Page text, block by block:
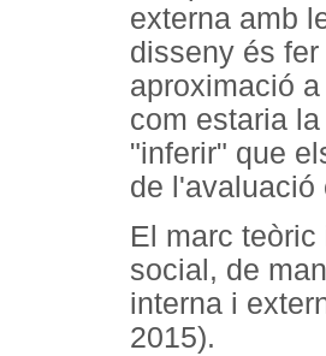
externa amb
disseny és
aproximació
com estaria
"inferir" que
de l'avaluació
El marc
social, de
interna i
2015).